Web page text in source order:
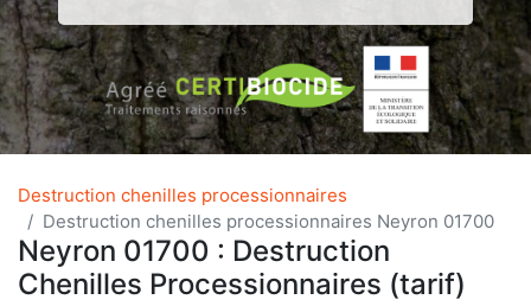
Destruction chenilles processionnaires
Destruction chenilles processionnaires Neyron 01700
Neyron 01700 : Destruction
Chenilles Processionnaires (tarif)